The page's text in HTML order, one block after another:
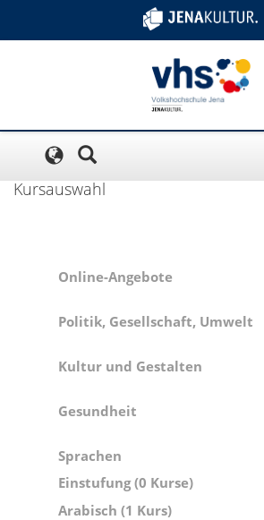
Kursauswahl
Online-Angebote
Politik, Gesellschaft, Umwelt
Kultur und Gestalten
Gesundheit
Sprachen
Einstufung (0 Kurse)
Arabisch (1 Kurs)